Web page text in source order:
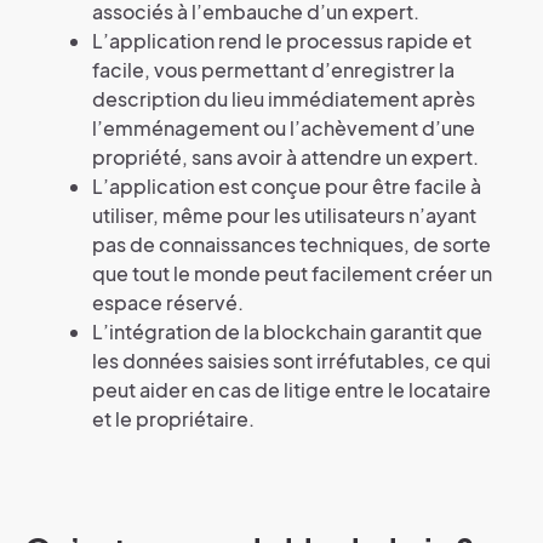
associés à l’embauche d’un expert.
L’application rend le processus rapide et
facile, vous permettant d’enregistrer la
description du lieu immédiatement après
l’emménagement ou l’achèvement d’une
propriété, sans avoir à attendre un expert.
L’application est conçue pour être facile à
utiliser, même pour les utilisateurs n’ayant
pas de connaissances techniques, de sorte
que tout le monde peut facilement créer un
espace réservé.
L’intégration de la blockchain garantit que
les données saisies sont irréfutables, ce qui
peut aider en cas de litige entre le locataire
et le propriétaire.